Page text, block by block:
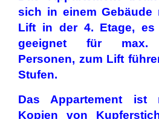
sich in einem Gebäude
Lift in der 4. Etage,
geeignet für
Personen, zum Lift
Stufen.
Das Appartement ist
Kopien von